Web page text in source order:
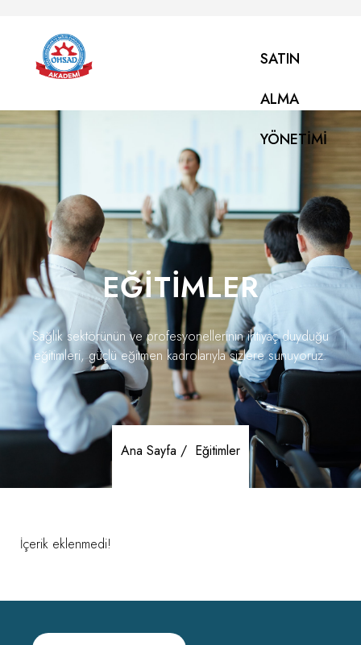
SATIN
ALMA
YÖNETIMI
EĞITIMLER
Sağlık sektörünün ve profesyonellerinin ihtiyaç duyduğu
eğitimleri, güçlü eğitmen kadrolarıyla sizlere sunuyoruz.
Ana Sayfa / Eğitimler
İçerik eklenmedi!